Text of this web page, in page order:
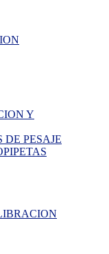
Y
PESAJE